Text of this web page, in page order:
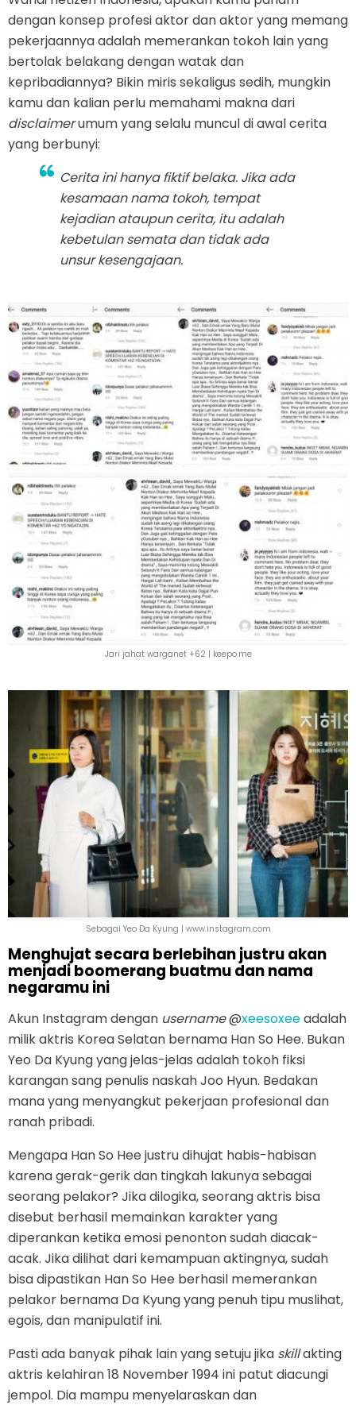
dengan konsep profesi aktor dan aktor yang memang
pekerjaannya adalah memerankan tokoh lain yang
bertolak belakang dengan watak dan
kepribadiannya? Bikin miris sekaligus sedih, mungkin
kamu dan kalian perlu memahami makna dari
disclaimerumum yang selalu muncul di awal cerita
yang berbunyi:
Cerita ini hanya fiktif belaka. Jika ada
kesamaan nama tokoh, tempat
kejadian ataupun cerita, itu adalah
kebetulan semata dan tidak ada
unsur kesengajaan.
Jari jahat warganet +62 | keepo.me
Sebagai Yeo Da Kyung | www.instagram.com
Menghujat secara berlebihan justru akan
menjadi boomerang buatmu dan nama
negaramu ini
Akun Instagram dengan username@xeesoxeeadalah
milik aktris Korea Selatan bernama Han So Hee. Bukan
Yeo Da Kyung yang jelas-jelas adalah tokoh fiksi
karangan sang penulis naskah Joo Hyun. Bedakan
mana yang menyangkut pekerjaan profesional dan
ranah pribadi.
Mengapa Han So Hee justru dihujat habis-habisan
karena gerak-gerik dan tingkah lakunya sebagai
seorang pelakor? Jika dilogika, seorang aktris bisa
disebut berhasil memainkan karakter yang
diperankan ketika emosi penonton sudah diacak-
acak. Jika dilihat dari kemampuan aktingnya, sudah
bisa dipastikan Han So Hee berhasil memerankan
pelakor bernama Da Kyung yang penuh tipu muslihat,
egois, dan manipulatif ini.
Pasti ada banyak pihak lain yang setuju jika skillakting
aktris kelahiran 18 November 1994 ini patut diacungi
jempol. Dia mampu menyelaraskan dan